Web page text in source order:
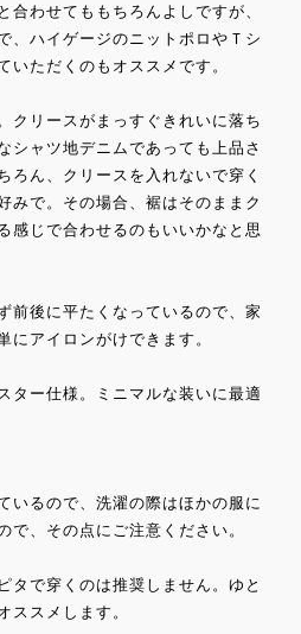
合わせてももちろんよしですが、
、ハイゲージのニットポロやＴシ
いただくのもオススメです。
クリースがまっすぐきれいに落ち
シャツ地デニムであっても上品さ
ろん、クリースを入れないで穿く
みで。その場合、裾はそのままク
感じで合わせるのもいいかなと思
前後に平たくなっているので、家
にアイロンがけできます。
ター仕様。ミニマルな装いに最適
いるので、洗濯の際はほかの服に
で、その点にご注意ください。
で穿くのは推奨しません。ゆと
ススメします。